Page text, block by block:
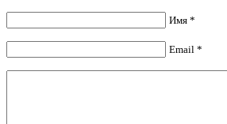
Имя *
Email *